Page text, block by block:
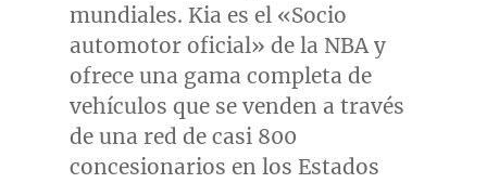
mundiales. Kia es el «Socio
automotor oficial» de la NBA y
ofrece una gama completa de
vehículos que se venden a través
de una red de casi 800
concesionarios en los Estados